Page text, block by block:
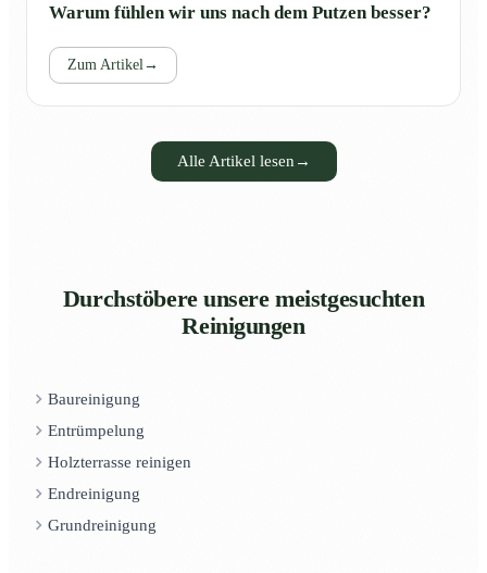
Warum fühlen wir uns nach dem Putzen besser?
Zum Artikel →
Alle Artikel lesen →
Durchstöbere unsere meistgesuchten
Reinigungen
Baureinigung
Entrümpelung
Holzterrasse reinigen
Endreinigung
Grundreinigung